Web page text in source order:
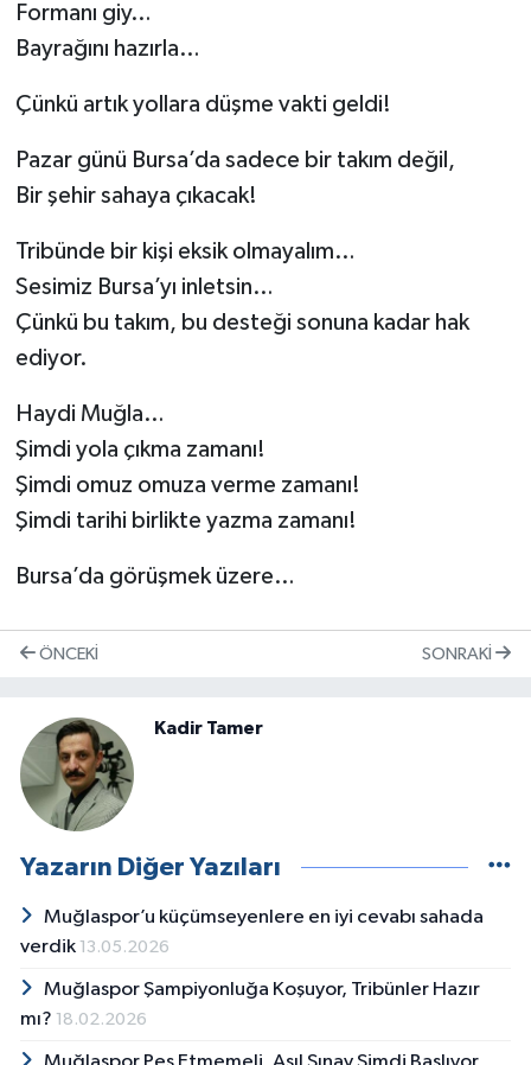
Formanı giy…
Bayrağını hazırla…
Çünkü artık yollara düşme vakti geldi!
Pazar günü Bursa’da sadece bir takım değil,
Bir şehir sahaya çıkacak!
Tribünde bir kişi eksik olmayalım…
Sesimiz Bursa’yı inletsin…
Çünkü bu takım, bu desteği sonuna kadar hak
ediyor.
Haydi Muğla…
Şimdi yola çıkma zamanı!
Şimdi omuz omuza verme zamanı!
Şimdi tarihi birlikte yazma zamanı!
Bursa’da görüşmek üzere…
ÖNCEKI SONRAKI
Kadir Tamer
Yazarın Diğer Yazıları
Muğlaspor’u küçümseyenlere en iyi cevabı sahada
verdik 13.05.2026
Muğlaspor Şampiyonluğa Koşuyor, Tribünler Hazır
mı? 18.02.2026